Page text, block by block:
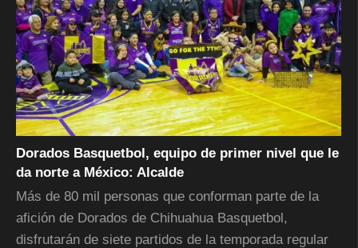
Dorados Basquetbol, equipo de primer nivel que le
da norte a México: Alcalde
Más de 80 mil personas que conforman parte de la
afición de Dorados de Chihuahua Basquetbol,
disfrutarán de siete partidos de la temporada regular